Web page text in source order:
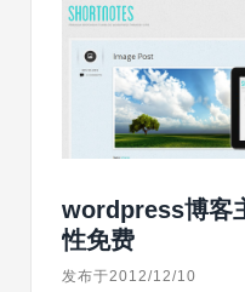
wordpress博客
性免费
发布于2012/12/10